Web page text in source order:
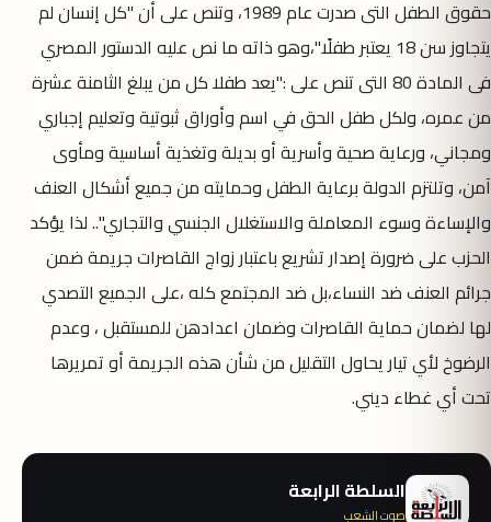
حقوق الطفل التى صدرت عام 1989، وتنص على أن "كل إنسان لم
يتجاوز سن 18 يعتبر طفلًا"،وهو ذاته ما نص عليه الدستور المصري
فى المادة 80 التى تنص على :"يعد طفلا كل من يبلغ الثامنة عشرة
من عمره، ولكل طفل الحق في اسم وأوراق ثبوتية وتعليم إجباري
ومجاني، ورعاية صحية وأسرية أو بديلة وتغذية أساسية ومأوى
آمن، وتلتزم الدولة برعاية الطفل وحمايته من جميع أشكال العنف
والإساءة وسوء المعاملة والاستغلال الجنسي والتجاري".. لذا يؤكد
الحزب على ضرورة إصدار تشريع باعتبار زواج القاصرات جريمة ضمن
جرائم العنف ضد النساء،بل ضد المجتمع كله ،على الجميع التصدي
لها لضمان حماية القاصرات وضمان اعدادهن للمستقبل ، وعدم
الرضوخ لأي تيار يحاول التقليل من شأن هذه الجريمة أو تمريرها
تحت أي غطاء ديني.
السلطة الرابعة
صوت الشعب